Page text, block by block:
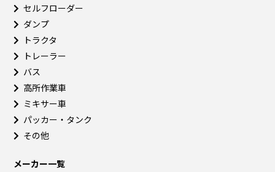
セルフローダー
ダンプ
トラクタ
トレーラー
バス
高所作業車
ミキサー車
パッカー・タンク
その他
メーカー一覧